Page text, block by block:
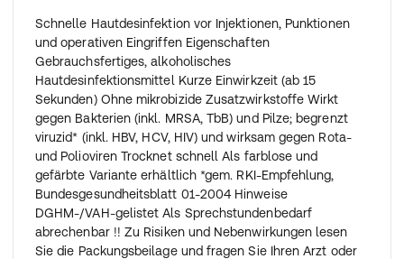
Schnelle Hautdesinfektion vor Injektionen, Punktionen
und operativen Eingriffen Eigenschaften
Gebrauchsfertiges, alkoholisches
Hautdesinfektionsmittel Kurze Einwirkzeit (ab 15
Sekunden) Ohne mikrobizide Zusatzwirkstoffe Wirkt
gegen Bakterien (inkl. MRSA, TbB) und Pilze; begrenzt
viruzid* (inkl. HBV, HCV, HIV) und wirksam gegen Rota-
und Polioviren Trocknet schnell Als farblose und
gefärbte Variante erhältlich *gem. RKI-Empfehlung,
Bundesgesundheitsblatt 01-2004 Hinweise
DGHM-/VAH-gelistet Als Sprechstundenbedarf
abrechenbar !! Zu Risiken und Nebenwirkungen lesen
Sie die Packungsbeilage und fragen Sie Ihren Arzt oder